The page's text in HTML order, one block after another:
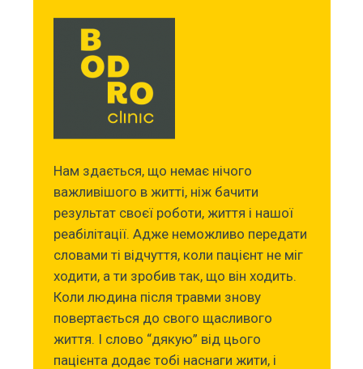
Нам здається, що немає нічого
важливішого в житті, ніж бачити
результат своєї роботи, життя і нашої
реабілітації. Адже неможливо передати
словами ті відчуття, коли пацієнт не міг
ходити, а ти зробив так, що він ходить.
Коли людина після травми знову
повертається до свого щасливого
життя. І слово “дякую” від цього
пацієнта додає тобі наснаги жити, і